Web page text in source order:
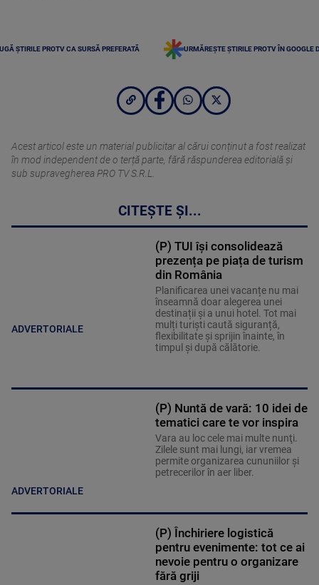
ȘTIRILE PROTV CA SURSĂ PREFERATĂ URMĂREȘTE ȘTIRILE PROTV ÎN GOOGLE
Acest articol este un material publicitar al cărui conținut a fost realizat
în mod independent de o terță parte, fără răspunderea editorială şi
sub supravegherea PRO TV S.R.L.
CITEȘTE ȘI...
ADVERTORIALE
(P) TUI își consolidează
prezența pe piața de turism
din România
Planificarea unei vacanțe nu mai
înseamnă doar alegerea unei
destinații și a unui hotel. Tot mai
mulți turiști caută siguranță,
flexibilitate și sprijin înainte, în
timpul și după călătorie.
ADVERTORIALE
(P) Nuntă de vară: 10 idei de
tematici care te vor inspira
Vara au loc cele mai multe nunţi.
Zilele sunt mai lungi, iar vremea
permite organizarea cununiilor şi
petrecerilor în aer liber.
(P) Închiriere logistică
pentru evenimente: tot ce ai
nevoie pentru o organizare
fără griji